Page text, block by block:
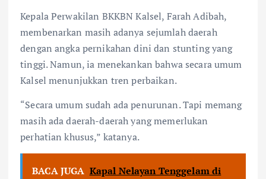
Kepala Perwakilan BKKBN Kalsel, Farah Adibah,
membenarkan masih adanya sejumlah daerah
dengan angka pernikahan dini dan stunting yang
tinggi. Namun, ia menekankan bahwa secara umum
Kalsel menunjukkan tren perbaikan.
“Secara umum sudah ada penurunan. Tapi memang
masih ada daerah-daerah yang memerlukan
perhatian khusus,” katanya.
BACA JUGA Kapal Nelayan Tenggelam di